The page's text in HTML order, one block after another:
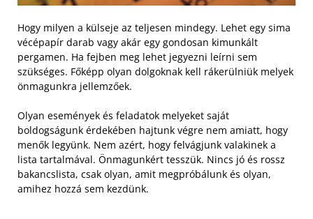
Hogy milyen a külseje az teljesen mindegy. Lehet egy sima
vécépapír darab vagy akár egy gondosan kimunkált
pergamen. Ha fejben meg lehet jegyezni leírni sem
szükséges. Főképp olyan dolgoknak kell rákerülniük melyek
önmagunkra jellemzőek.
Olyan események és feladatok melyeket saját
boldogságunk érdekében hajtunk végre nem amiatt, hogy
menők legyünk. Nem azért, hogy felvágjunk valakinek a
lista tartalmával. Önmagunkért tesszük. Nincs jó és rossz
bakancslista, csak olyan, amit megpróbálunk és olyan,
amihez hozzá sem kezdünk.